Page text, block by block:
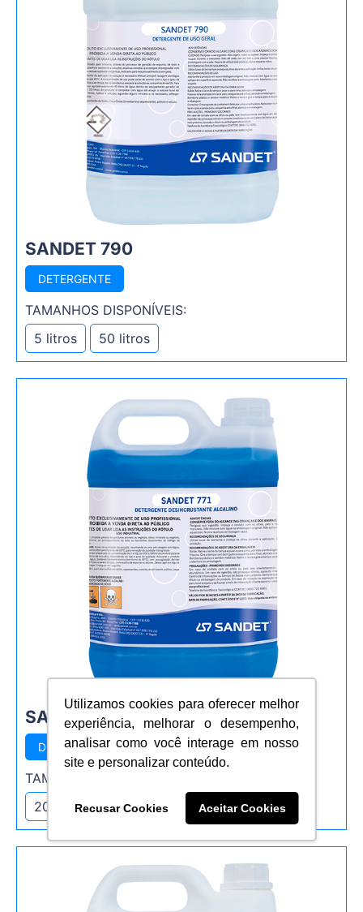
Utilizamos cookies para oferecer melhor
experiência, melhorar o desempenho,
analisar como você interage em nosso
site e personalizar conteúdo.
Recusar Cookies Aceitar Cookies
SANDET 790
DETERGENTE
TAMANHOS DISPONÍVEIS:
5 litros
50 litros
SANDET 771
DETERGENTE DESINCRUSTANTE
TAMANHOS DISPONÍVEIS:
20 litros
5 litros 50 litros